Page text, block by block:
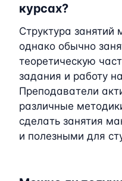
курсах?
Структура занятий
однако обычно
теоретическую
задания и работу
Преподаватели
различные
сделать занятия
и полезными для